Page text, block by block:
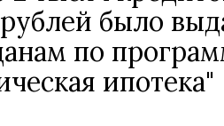
было
по
ипотека"